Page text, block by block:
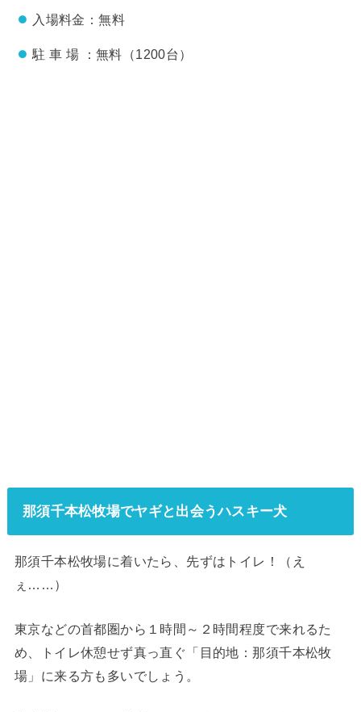
入場料金：無料
駐 車 場 ：無料（1200台）
那須千本松牧場でヤギと出会うハスキー犬
那須千本松牧場に着いたら、先ずはトイレ！（え
ぇ……）
東京などの首都圏から１時間～２時間程度で来れるた
め、トイレ休憩せず真っ直ぐ「目的地：那須千本松牧
場」に来る方も多いでしょう。